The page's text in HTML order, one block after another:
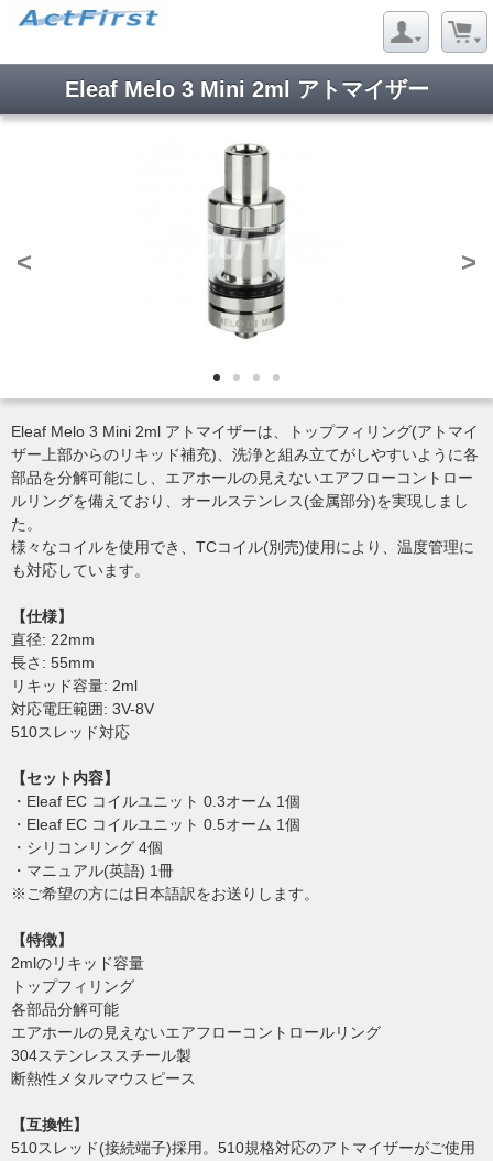
Eleaf Melo 3 Mini 2ml アトマイザー
< >
Eleaf Melo 3 Mini 2ml アトマイザーは、トップフィリング(アトマイ
ザー上部からのリキッド補充)、洗浄と組み立てがしやすいように各
部品を分解可能にし、エアホールの見えないエアフローコントロー
ルリングを備えており、オールステンレス(金属部分)を実現しまし
た。
様々なコイルを使用でき、TCコイル(別売)使用により、温度管理に
も対応しています。
【仕様】
直径: 22mm
長さ: 55mm
リキッド容量: 2ml
対応電圧範囲: 3V-8V
510スレッド対応
【セット内容】
・Eleaf EC コイルユニット 0.3オーム 1個
・Eleaf EC コイルユニット 0.5オーム 1個
・シリコンリング 4個
・マニュアル(英語) 1冊
※ご希望の方には日本語訳をお送りします。
【特徴】
2mlのリキッド容量
トップフィリング
各部品分解可能
エアホールの見えないエアフローコントロールリング
304ステンレススチール製
断熱性メタルマウスピース
【互換性】
510スレッド(接続端子)採用。510規格対応のアトマイザーがご使用